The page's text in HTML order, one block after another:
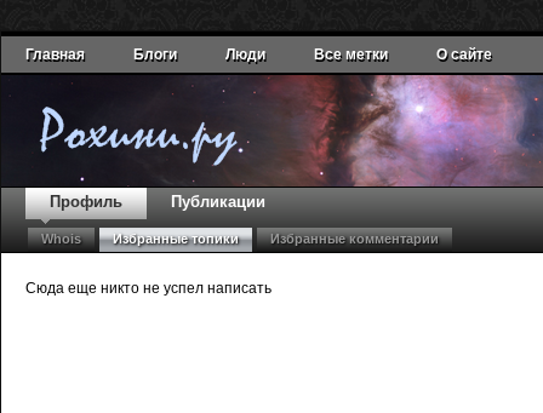
Главная Блоги Люди Все метки О сайте
Профиль
Whois Избранные топики Избранные комментарии
Публикации
Сюда еще никто не успел написать